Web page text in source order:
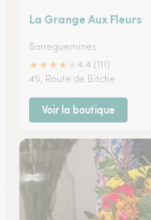
La Grange Aux Fleurs
Sarreguemines
★★★★
4.4 (111)
45, Route de Bitche
Voir la boutique